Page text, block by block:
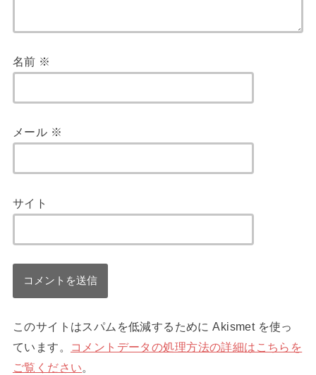
名前 ※
メール ※
サイト
このサイトはスパムを低減するために Akismet を使っ
ています。
コメントデータの処理方法の詳細はこちらを
ご覧ください。